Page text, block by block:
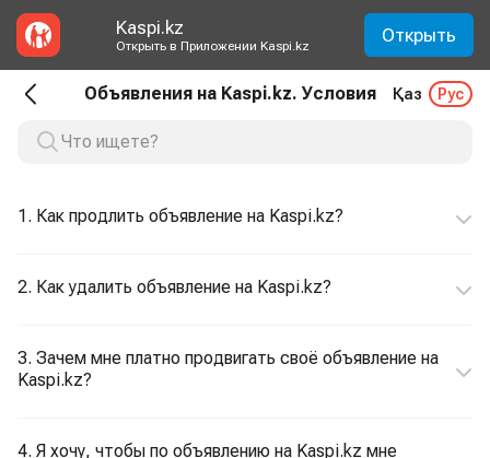
Kaspi.kz
Открыть в Приложении Kaspi.kz Открыть
Объявления на Kaspi.kz. Условия Қаз Рус
1. Как продлить объявление на Kaspi.kz?
2. Как удалить объявление на Kaspi.kz?
3. Зачем мне платно продвигать своё объявление на
Kaspi.kz?
4. Я хочу, чтобы по объявлению на Kaspi.kz мне